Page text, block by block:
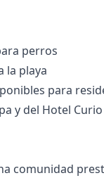
perros
la playa
para
y del Hotel
comunidad